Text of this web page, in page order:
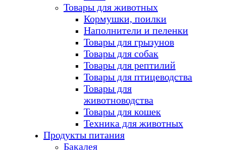
Товары для животных
Кормушки, поилки
Наполнители и пеленки
Товары для грызунов
Товары для собак
Товары для рептилий
Товары для птицеводства
Товары для
животноводства
Товары для кошек
Техника для животных
Продукты питания
Бакалея